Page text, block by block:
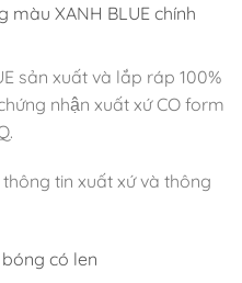
màu XANH BLUE chính
sản xuất và lắp ráp 100%
nhận xuất xứ CO form
tin xuất xứ và thông
có len